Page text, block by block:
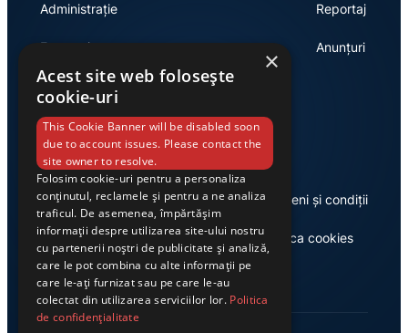
Administrație
Economie
Reportaj
Anunțuri
Link-uri utile
Despre noi
Casa de editură Exclusiv
Termeni și condiții
Politica cookies
×
Acest site web folosește
cookie-uri
This Cookie Banner will be disabled soon
due to account issues. Please contact the
site owner to resolve.
Folosim cookie-uri pentru a personaliza
conținutul, reclamele și pentru a ne analiza
traficul. De asemenea, împărtășim
informații despre utilizarea site-ului nostru
cu partenerii noștri de publicitate și analiză,
care le pot combina cu alte informații pe
care le-ați furnizat sau pe care le-au
colectat din utilizarea serviciilor lor. Politica
de confidențialitate